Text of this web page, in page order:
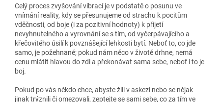
Celý proces zvyšování vibrací je v podstatě o posunu ve
vnímání reality, kdy se přesunujeme od strachu k pocitům
vděčnosti, od boje (i za pozitivní hodnoty) k přijetí
nevyhnutelného a vyrovnání se s tím, od vyčerpávajícího a
křečovitého úsilí k povznášející lehkosti bytí. Neboť to, co jde
samo, je požehnané; pokud nám něco v životě drhne, nemá
cenu mlátit hlavou do zdi a překonávat sama sebe, neboť i to je
boj.
Pokud po vás někdo chce, abyste žili v askezi nebo se nějak
jinak trýznili či omezovali, zeptejte se sami sebe, co za tím ve